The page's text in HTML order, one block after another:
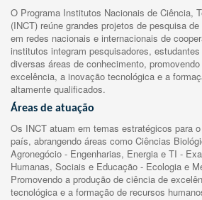
O Programa Institutos Nacionais de Ciência,
(INCT) reúne grandes projetos de pesquisa
em redes nacionais e internacionais de
institutos integram pesquisadores,
diversas áreas de conhecimento,
excelência, a inovação tecnológica e a
altamente qualificados.
Áreas de atuação
Os INCT atuam em temas estratégicos para
país, abrangendo áreas como Ciências
Agronegócio - Engenharias, Energia e TI -
Humanas, Sociais e Educação - Ecologia e
Promovendo a produção de ciência de
tecnológica e a formação de recursos